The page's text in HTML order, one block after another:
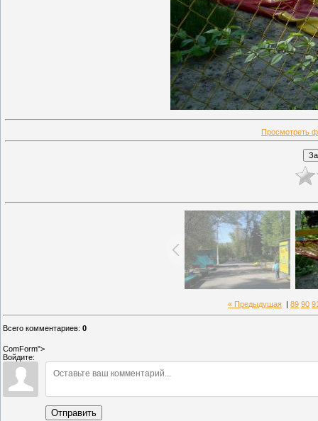
Просмотреть
« Предыдущая 89 90
Всего комментариев: 0
ComForm">
Войдите:
Отправить